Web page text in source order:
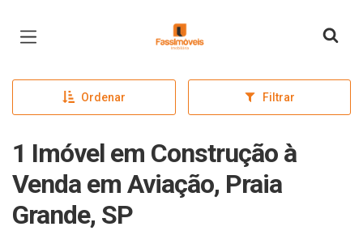
Página inicial
Ordenar Filtrar
1 Imóvel em Construção à
Venda em Aviação, Praia
Grande, SP